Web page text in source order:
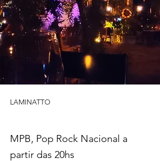
LAMINATTO
MPB, Pop Rock Nacional a
partir das 20hs